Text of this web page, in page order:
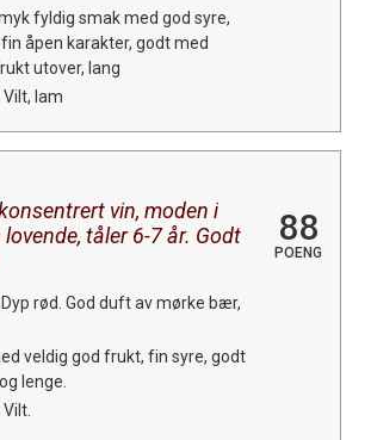
fyldig smak med god syre,
åpen karakter, godt med
utover, lang
Vilt, lam
vin, moden i
tåler 6-7 år. Godt
88
POENG
Dyp rød. God duft av mørke bær,
veldig god frukt, fin syre, godt
lenge.
Vilt.